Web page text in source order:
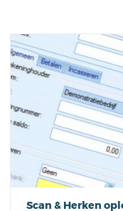
Scan & Herken